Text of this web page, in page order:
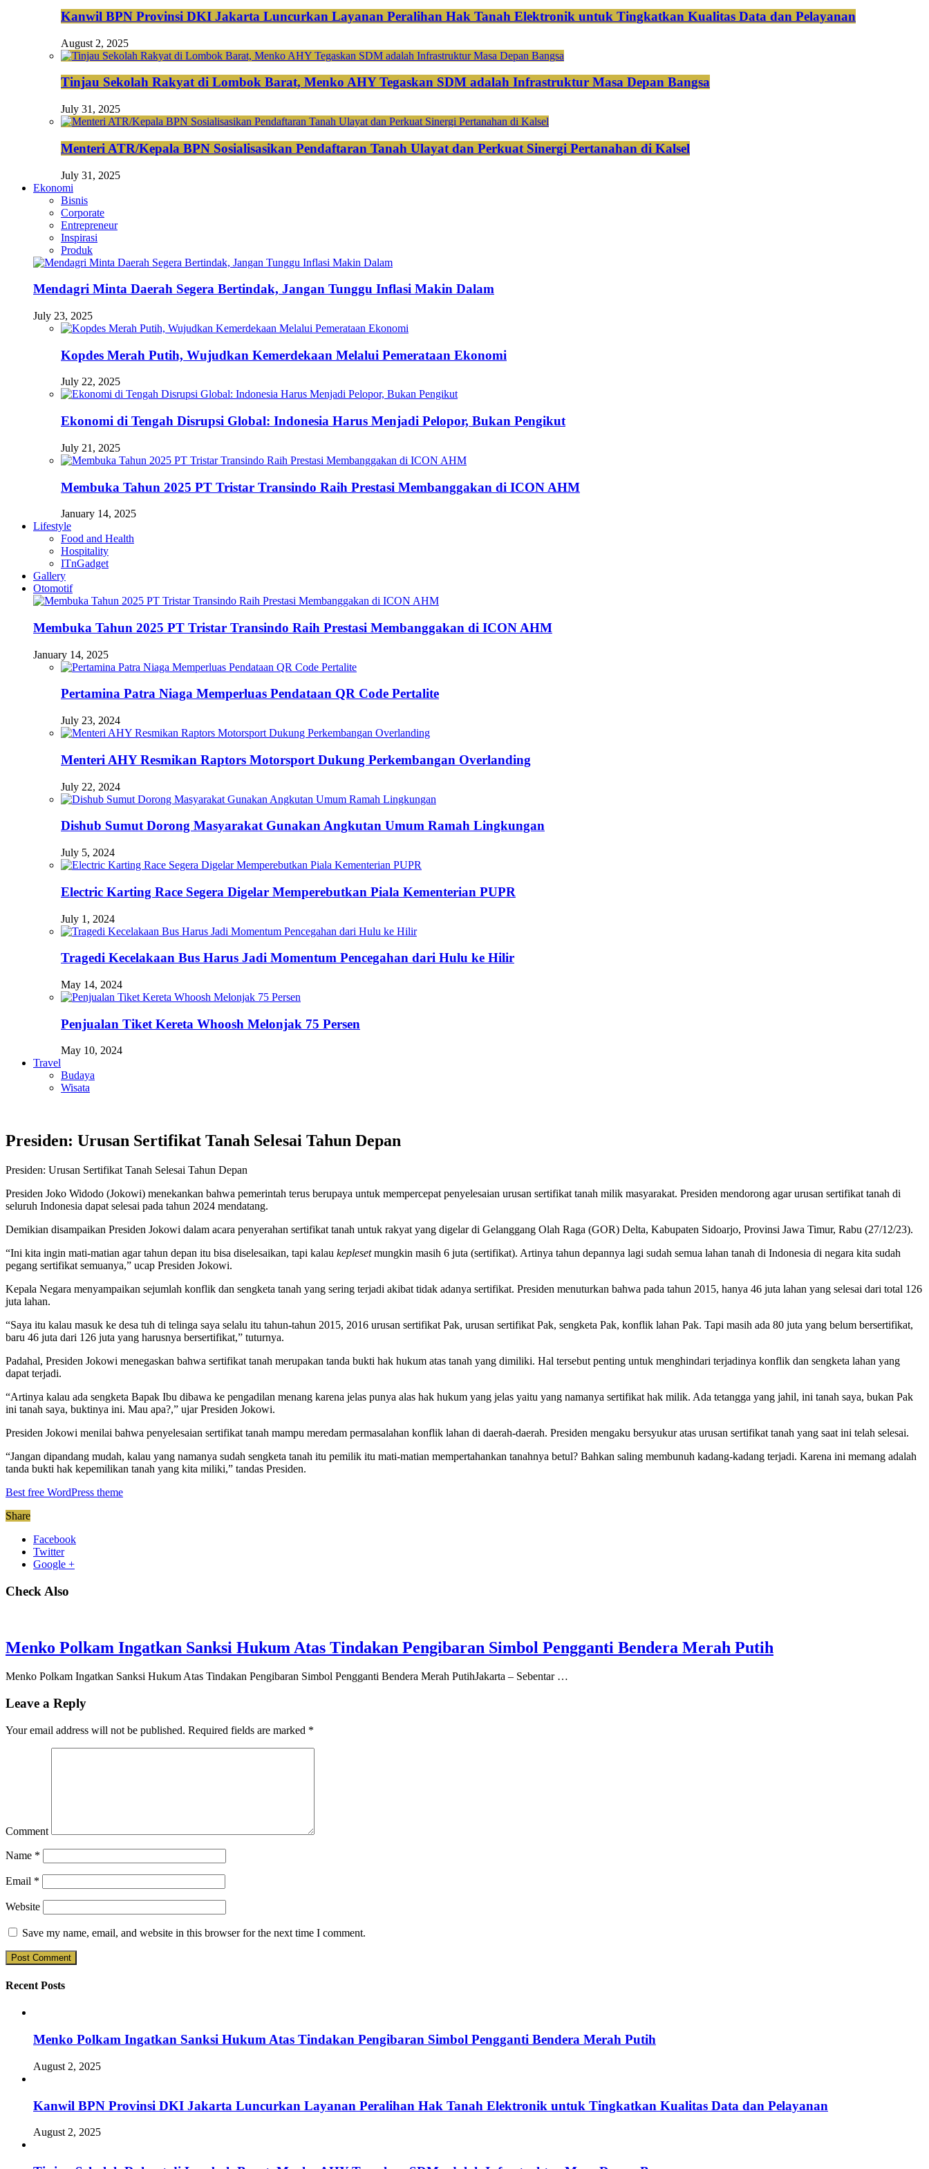
Kanwil BPN Provinsi DKI Jakarta Luncurkan Layanan Peralihan Hak Tanah Elektronik untuk Tingkatkan Kualitas Data dan Pelayanan
August 2, 2025
Tinjau Sekolah Rakyat di Lombok Barat, Menko AHY Tegaskan SDM adalah Infrastruktur Masa Depan Bangsa
July 31, 2025
Menteri ATR/Kepala BPN Sosialisasikan Pendaftaran Tanah Ulayat dan Perkuat Sinergi Pertanahan di Kalsel
July 31, 2025
Ekonomi
Bisnis
Corporate
Entrepreneur
Inspirasi
Produk
Mendagri Minta Daerah Segera Bertindak, Jangan Tunggu Inflasi Makin Dalam
July 23, 2025
Kopdes Merah Putih, Wujudkan Kemerdekaan Melalui Pemerataan Ekonomi
July 22, 2025
Ekonomi di Tengah Disrupsi Global: Indonesia Harus Menjadi Pelopor, Bukan Pengikut
July 21, 2025
Membuka Tahun 2025 PT Tristar Transindo Raih Prestasi Membanggakan di ICON AHM
January 14, 2025
Lifestyle
Food and Health
Hospitality
ITnGadget
Gallery
Otomotif
Membuka Tahun 2025 PT Tristar Transindo Raih Prestasi Membanggakan di ICON AHM
January 14, 2025
Pertamina Patra Niaga Memperluas Pendataan QR Code Pertalite
July 23, 2024
Menteri AHY Resmikan Raptors Motorsport Dukung Perkembangan Overlanding
July 22, 2024
Dishub Sumut Dorong Masyarakat Gunakan Angkutan Umum Ramah Lingkungan
July 5, 2024
Electric Karting Race Segera Digelar Memperebutkan Piala Kementerian PUPR
July 1, 2024
Tragedi Kecelakaan Bus Harus Jadi Momentum Pencegahan dari Hulu ke Hilir
May 14, 2024
Penjualan Tiket Kereta Whoosh Melonjak 75 Persen
May 10, 2024
Travel
Budaya
Wisata
Presiden: Urusan Sertifikat Tanah Selesai Tahun Depan
Presiden: Urusan Sertifikat Tanah Selesai Tahun Depan
Presiden Joko Widodo (Jokowi) menekankan bahwa pemerintah terus berupaya untuk mempercepat penyelesaian urusan sertifikat tanah milik masyarakat. Presiden mendorong agar urusan sertifikat tanah di
seluruh Indonesia dapat selesai pada tahun 2024 mendatang.
Demikian disampaikan Presiden Jokowi dalam acara penyerahan sertifikat tanah untuk rakyat yang digelar di Gelanggang Olah Raga (GOR) Delta, Kabupaten Sidoarjo, Provinsi Jawa Timur, Rabu (27/12/23).
“Ini kita ingin mati-matian agar tahun depan itu bisa diselesaikan, tapi kalau keplesetmungkin masih 6 juta (sertifikat). Artinya tahun depannya lagi sudah semua lahan tanah di Indonesia di negara kita sudah
pegang sertifikat semuanya,” ucap Presiden Jokowi.
Kepala Negara menyampaikan sejumlah konflik dan sengketa tanah yang sering terjadi akibat tidak adanya sertifikat. Presiden menuturkan bahwa pada tahun 2015, hanya 46 juta lahan yang selesai dari total 126
juta lahan.
“Saya itu kalau masuk ke desa tuh di telinga saya selalu itu tahun-tahun 2015, 2016 urusan sertifikat Pak, urusan sertifikat Pak, sengketa Pak, konflik lahan Pak. Tapi masih ada 80 juta yang belum bersertifikat,
baru 46 juta dari 126 juta yang harusnya bersertifikat,” tuturnya.
Padahal, Presiden Jokowi menegaskan bahwa sertifikat tanah merupakan tanda bukti hak hukum atas tanah yang dimiliki. Hal tersebut penting untuk menghindari terjadinya konflik dan sengketa lahan yang
dapat terjadi.
“Artinya kalau ada sengketa Bapak Ibu dibawa ke pengadilan menang karena jelas punya alas hak hukum yang jelas yaitu yang namanya sertifikat hak milik. Ada tetangga yang jahil, ini tanah saya, bukan Pak
ini tanah saya, buktinya ini. Mau apa?,” ujar Presiden Jokowi.
Presiden Jokowi menilai bahwa penyelesaian sertifikat tanah mampu meredam permasalahan konflik lahan di daerah-daerah. Presiden mengaku bersyukur atas urusan sertifikat tanah yang saat ini telah selesai.
“Jangan dipandang mudah, kalau yang namanya sudah sengketa tanah itu pemilik itu mati-matian mempertahankan tanahnya betul? Bahkan saling membunuh kadang-kadang terjadi. Karena ini memang adalah
tanda bukti hak kepemilikan tanah yang kita miliki,” tandas Presiden.
Best free WordPress theme
Share
Facebook
Twitter
Google +
Check Also
Menko Polkam Ingatkan Sanksi Hukum Atas Tindakan Pengibaran Simbol Pengganti Bendera Merah Putih
Menko Polkam Ingatkan Sanksi Hukum Atas Tindakan Pengibaran Simbol Pengganti Bendera Merah PutihJakarta – Sebentar …
Leave a Reply
Your email address will not be published. Required fields are marked *
Comment
Name *
Email *
Website
Save my name, email, and website in this browser for the next time I comment.
Recent Posts
Menko Polkam Ingatkan Sanksi Hukum Atas Tindakan Pengibaran Simbol Pengganti Bendera Merah Putih
August 2, 2025
Kanwil BPN Provinsi DKI Jakarta Luncurkan Layanan Peralihan Hak Tanah Elektronik untuk Tingkatkan Kualitas Data dan Pelayanan
August 2, 2025